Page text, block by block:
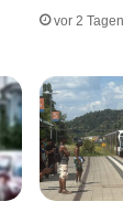
vor 2 Tagen